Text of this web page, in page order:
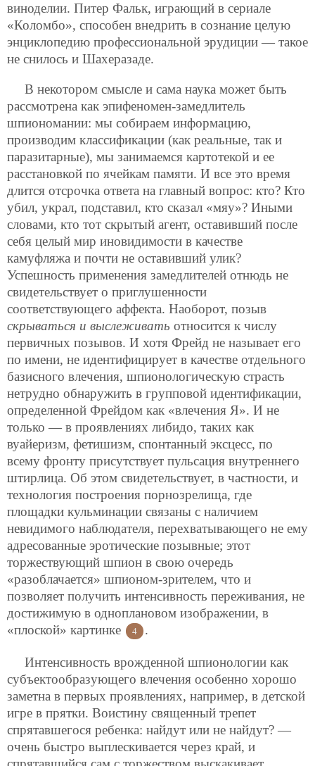
виноделии. Питер Фальк, играющий в сериале
«Коломбо», способен внедрить в сознание целую
энциклопедию профессиональной эрудиции — такое
не снилось и Шахеразаде.
В некотором смысле и сама наука может быть
рассмотрена как эпифеномен-замедлитель
шпиономании: мы собираем информацию,
производим классификации (как реальные, так и
паразитарные), мы занимаемся картотекой и ее
расстановкой по ячейкам памяти. И все это время
длится отсрочка ответа на главный вопрос: кто? Кто
убил, украл, подставил, кто сказал «мяу»? Иными
словами, кто тот скрытый агент, оставивший после
себя целый мир иновидимости в качестве
камуфляжа и почти не оставивший улик?
Успешность применения замедлителей отнюдь не
свидетельствует о приглушенности
соответствующего аффекта. Наоборот, позыв
скрываться и выслеживать относится к числу
первичных позывов. И хотя Фрейд не называет его
по имени, не идентифицирует в качестве отдельного
базисного влечения, шпионологическую страсть
нетрудно обнаружить в групповой идентификации,
определенной Фрейдом как «влечения Я». И не
только — в проявлениях либидо, таких как
вуайеризм, фетишизм, спонтанный эксцесс, по
всему фронту присутствует пульсация внутреннего
штирлица. Об этом свидетельствует, в частности, и
технология построения порнозрелища, где
площадки кульминации связаны с наличием
невидимого наблюдателя, перехватывающего не ему
адресованные эротические позывные; этот
торжествующий шпион в свою очередь
«разоблачается» шпионом-зрителем, что и
позволяет получить интенсивность переживания, не
достижимую в одноплановом изображении, в
«плоской» картинке
4 .
Интенсивность врожденной шпионологии как
субъектообразующего влечения особенно хорошо
заметна в первых проявлениях, например, в детской
игре в прятки. Воистину священный трепет
спрятавшегося ребенка: найдут или не найдут? —
очень быстро выплескивается через край, и